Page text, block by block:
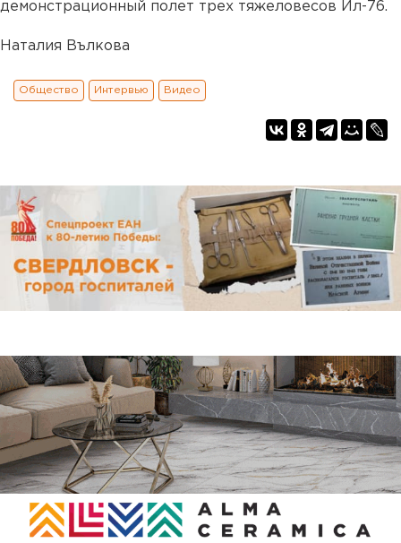
демонстрационный полет трех тяжеловесов Ил-76.
Наталия Вълкова
Общество Интервью Видео